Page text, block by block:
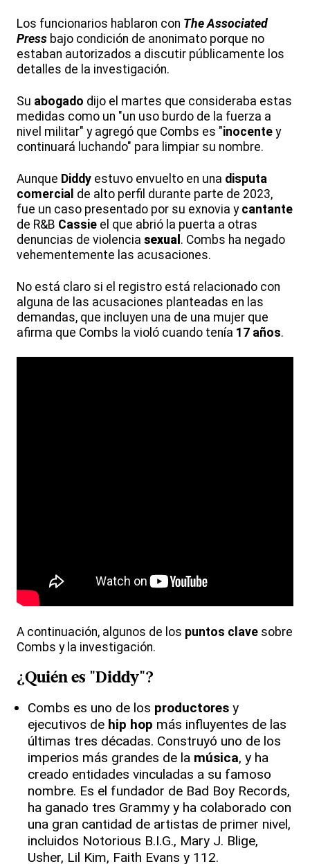
Los funcionarios hablaron con The Associated
Press bajo condición de anonimato porque no
estaban autorizados a discutir públicamente los
detalles de la investigación.
Su abogado dijo el martes que consideraba estas
medidas como un "un uso burdo de la fuerza a
nivel militar" y agregó que Combs es "inocente y
continuará luchando" para limpiar su nombre.
Aunque Diddy estuvo envuelto en una disputa
comercial de alto perfil durante parte de 2023,
fue un caso presentado por su exnovia y cantante
de R&B Cassie el que abrió la puerta a otras
denuncias de violencia sexual . Combs ha negado
vehementemente las acusaciones.
No está claro si el registro está relacionado con
alguna de las acusaciones planteadas en las
demandas, que incluyen una de una mujer que
afirma que Combs la violó cuando tenía 17 años.
A continuación, algunos de los puntos clave sobre
Combs y la investigación.
¿Quién es "Diddy"?
Combs es uno de los productores y
ejecutivos de hip hop más influyentes de las
últimas tres décadas. Construyó uno de los
imperios más grandes de la música, y ha
creado entidades vinculadas a su famoso
nombre. Es el fundador de Bad Boy Records,
ha ganado tres Grammy y ha colaborado con
una gran cantidad de artistas de primer nivel,
incluidos Notorious B.I.G., Mary J. Blige,
Usher, Lil Kim, Faith Evans y 112.